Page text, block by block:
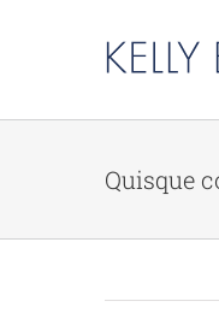
Quisque